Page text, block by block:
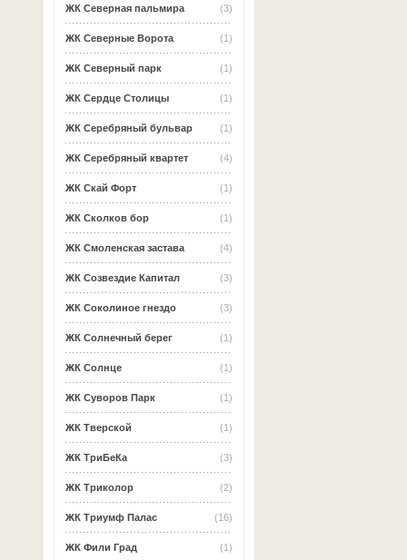
(3)
ЖК Северная пальмира
(1)
ЖК Северные Ворота
(1)
ЖК Северный парк
(1)
ЖК Сердце Столицы
(1)
ЖК Серебряный бульвар
(4)
ЖК Серебряный квартет
(1)
ЖК Скай Форт
(1)
ЖК Сколков бор
(4)
ЖК Смоленская застава
(3)
ЖК Созвездие Капитал
(3)
ЖК Соколиное гнездо
(1)
ЖК Солнечный берег
(1)
ЖК Солнце
(1)
ЖК Суворов Парк
(1)
ЖК Тверской
(3)
ЖК ТриБеКа
(2)
ЖК Триколор
(16)
ЖК Триумф Палас
(1)
ЖК Фили Град